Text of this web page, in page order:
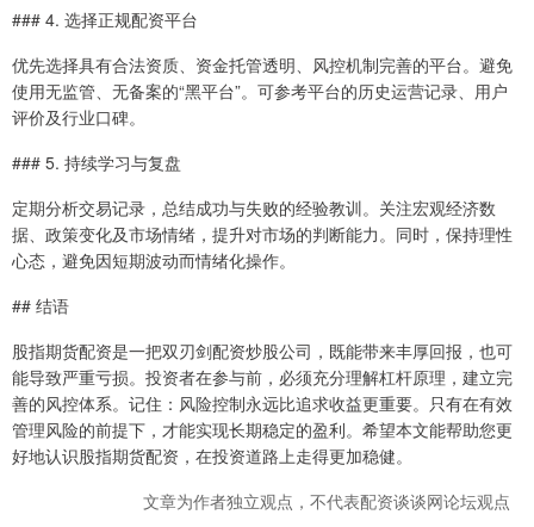
### 4. 选择正规配资平台
优先选择具有合法资质、资金托管透明、风控机制完善的平台。避免
使用无监管、无备案的“黑平台”。可参考平台的历史运营记录、用户
评价及行业口碑。
### 5. 持续学习与复盘
定期分析交易记录，总结成功与失败的经验教训。关注宏观经济数
据、政策变化及市场情绪，提升对市场的判断能力。同时，保持理性
心态，避免因短期波动而情绪化操作。
## 结语
股指期货配资是一把双刃剑配资炒股公司，既能带来丰厚回报，也可
能导致严重亏损。投资者在参与前，必须充分理解杠杆原理，建立完
善的风控体系。记住：风险控制永远比追求收益更重要。只有在有效
管理风险的前提下，才能实现长期稳定的盈利。希望本文能帮助您更
好地认识股指期货配资，在投资道路上走得更加稳健。
文章为作者独立观点，不代表配资谈谈网论坛观点